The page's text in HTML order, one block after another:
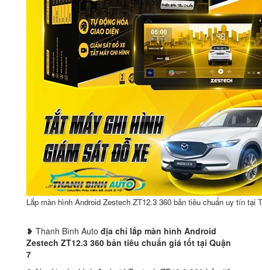
Lắp màn hình Android Zestech ZT12.3 360 bản tiêu chuẩn uy tín tại
❥ Thanh Bình Auto địa chỉ lắp màn hình Android
Zestech ZT12.3 360 bản tiêu chuẩn giá tốt tại Quận
7